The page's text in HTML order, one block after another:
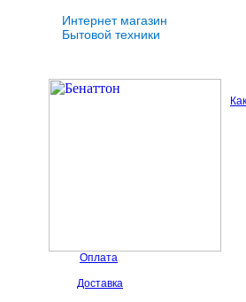
Интернет магазин
Бытовой техники
Оплата
Доставка